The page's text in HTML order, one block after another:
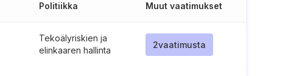
Politiikka Muut vaatimukset
Tekoälyriskien ja
elinkaaren hallinta
2vaatimusta